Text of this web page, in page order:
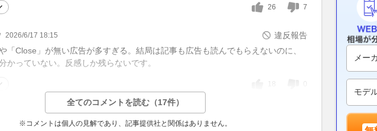
26 7
2026/6/17 18:15
違反報告
や「Close」が無い広告が多すぎる。結局は記事も広告も読んでもらえないのに、
かっていない。反感しか残らないです。
18
全てのコメントを読む（17件）
※コメントは個人の見解であり、記事提供社と関係はありません。